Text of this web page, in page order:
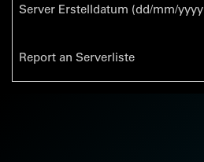
Server Erstelldatum (dd/mm/
Report an Serverliste